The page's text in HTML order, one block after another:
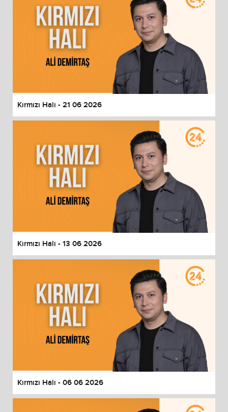
Kırmızı Halı - 21 06 2026
Kırmızı Halı - 13 06 2026
Kırmızı Halı - 06 06 2026